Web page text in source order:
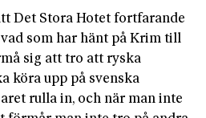
Det Stora Hotet fortfarande
som har hänt på Krim till
sig att tro att ryska
köra upp på svenska
rulla in, och när man inte